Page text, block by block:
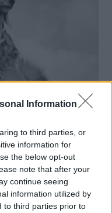
Information
to third parties, or
information for
the below opt-out
note that after your
continue seeing
information utilized by
to third parties prior to
elő